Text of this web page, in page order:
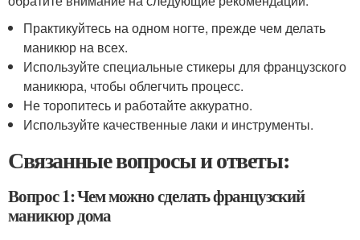
Практикуйтесь на одном ногте, прежде чем делать
маникюр на всех.
Используйте специальные стикеры для французского
маникюра, чтобы облегчить процесс.
Не торопитесь и работайте аккуратно.
Используйте качественные лаки и инструменты.
Связанные вопросы и ответы:
Вопрос 1: Чем можно сделать французский
маникюр дома